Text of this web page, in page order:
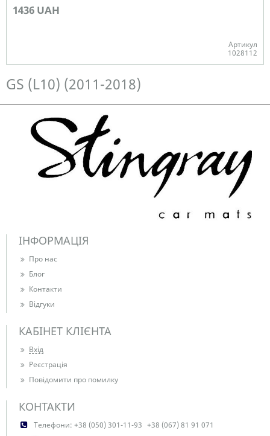
1436 UAH
Артикул
1028112
GS (L10) (2011-2018)
ІНФОРМАЦІЯ
Про нас
Блог
Контакти
Відгуки
КАБІНЕТ КЛІЄНТА
Вхід
Реєстрація
Повідомити про помилку
КОНТАКТИ
Телефони: +38 (050) 301-11-93 +38 (067) 81 91 071